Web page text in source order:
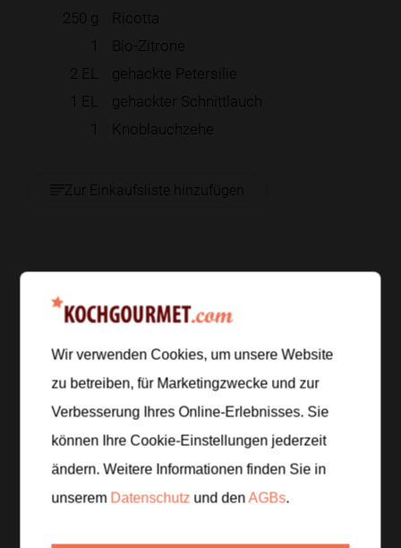
250 g
Ricotta
1
Bio-Zitrone
2 EL
gehackte Petersilie
1 EL
gehackter Schnittlauch
1
Knoblauchzehe
Zur Einkaufsliste hinzufügen
Schritt 1 /7
Die Zucchini gründlich waschen. Den Grill auf
mittlere Hitze vorheizen, damit er beim Auflegen der
Zucchini gut durchgeheizt ist.
Die Zucchini der Länge nach in Scheiben schneiden
und mit Olivenöl, Salz und Pfeffer einreiben.
Wir verwenden Cookies, um unsere Website
zu betreiben, für Marketingzwecke und zur
Verbesserung Ihres Online-Erlebnisses. Sie
können Ihre Cookie-Einstellungen jederzeit
ändern. Weitere Informationen finden Sie in
unserem Datenschutz und denAGBs.